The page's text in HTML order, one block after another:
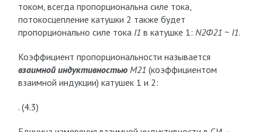
током, всегда пропорциональна силе тока,
потокосцепление катушки 2 также будет
пропорционально силе тока I1 в катушке 1: N2Ф21 ~ I1.
Коэффициент пропорциональности называет­ся
взаимной индуктивностью М21 (коэффициентом
взаим­ной индукции) катушек 1 и 2:
. (4.3)